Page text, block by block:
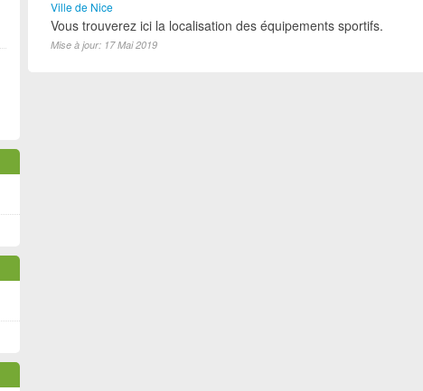
Ville de Nice
Vous trouverez ici la localisation des équipements sportifs.
Mise à jour: 17 Mai 2019